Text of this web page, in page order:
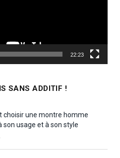
22:23
SANS ADDITIF !
choisir une montre homme
son usage et à son style